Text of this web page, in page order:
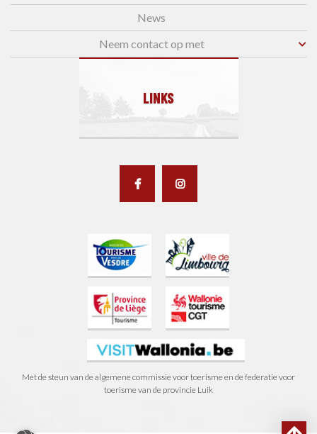
News
Neem contact op met
LINKS
Met de steun van de algemene commissie voor toerisme en de federatie voor
toerisme van de provincie Luik